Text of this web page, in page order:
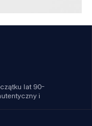
lat 90-
i